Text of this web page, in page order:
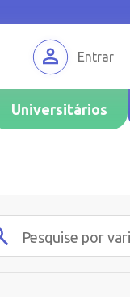
Entrar
Universitários